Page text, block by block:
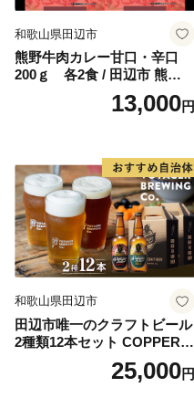
和歌山県田辺市
熊野牛肉カレー甘口・辛口
200ｇ 各2食 / 田辺市 熊野牛
ブランド牛 牛肉 牛肉カレー
レトルトカレー レトルト レ
13,000円
和歌山県田辺市
田辺市唯一のクラフトビール
2種類12本セット COPPER
（アルコール度数6％）GOL
D（アルコール度数5.5％）各
25,000円